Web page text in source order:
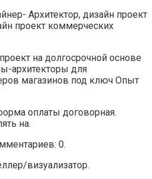
Архитектор, дизайн проект
проект коммерческих
на долгосрочной основе
архитекторы для
магазинов под ключ Опыт
оплаты договорная.
на.
0.
визуализатор.